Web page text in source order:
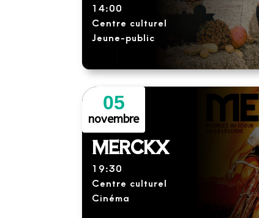
14:00
Centre culturel
Jeune-public
05
novembre
MERCKX
19:30
Centre culturel
Cinéma